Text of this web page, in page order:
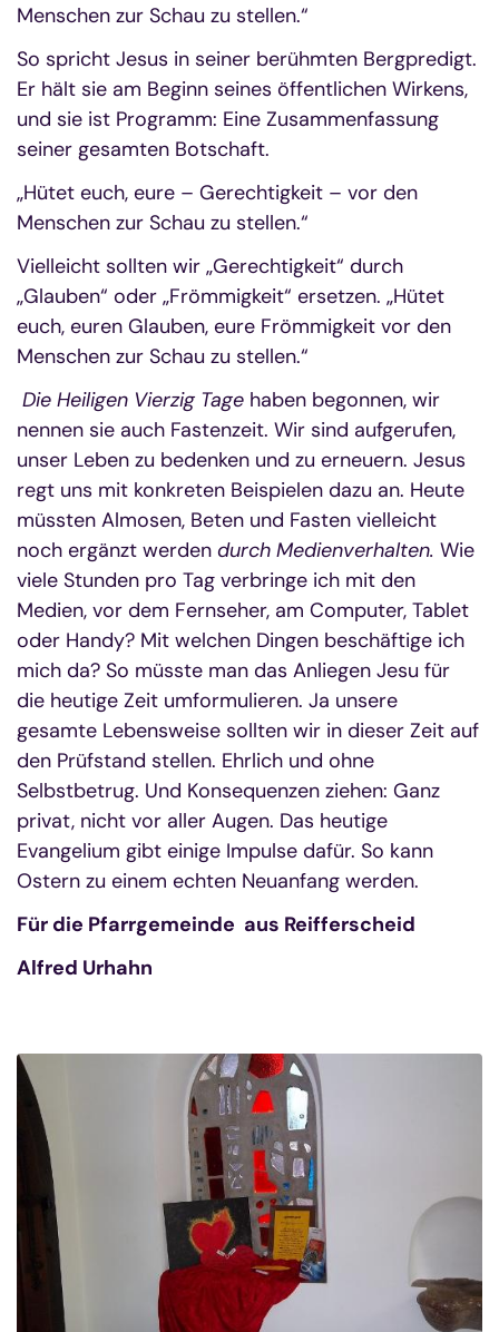
Menschen zur Schau zu stellen.“
So spricht Jesus in seiner berühmten Bergpredigt.
Er hält sie am Beginn seines öffentlichen Wirkens,
und sie ist Programm: Eine Zusammenfassung
seiner gesamten Botschaft.
„Hütet euch, eure – Gerechtigkeit – vor den
Menschen zur Schau zu stellen.“
Vielleicht sollten wir „Gerechtigkeit“ durch
„Glauben“ oder „Frömmigkeit“ ersetzen. „Hütet
euch, euren Glauben, eure Frömmigkeit vor den
Menschen zur Schau zu stellen.“
Die Heiligen Vierzig Tage haben begonnen, wir
nennen sie auch Fastenzeit. Wir sind aufgerufen,
unser Leben zu bedenken und zu erneuern. Jesus
regt uns mit konkreten Beispielen dazu an. Heute
müssten Almosen, Beten und Fasten vielleicht
noch ergänzt werden durch Medienverhalten. Wie
viele Stunden pro Tag verbringe ich mit den
Medien, vor dem Fernseher, am Computer, Tablet
oder Handy? Mit welchen Dingen beschäftige ich
mich da? So müsste man das Anliegen Jesu für
die heutige Zeit umformulieren. Ja unsere
gesamte Lebensweise sollten wir in dieser Zeit auf
den Prüfstand stellen. Ehrlich und ohne
Selbstbetrug. Und Konsequenzen ziehen: Ganz
privat, nicht vor aller Augen. Das heutige
Evangelium gibt einige Impulse dafür. So kann
Ostern zu einem echten Neuanfang werden.
Für die Pfarrgemeinde aus Reifferscheid
Alfred Urhahn